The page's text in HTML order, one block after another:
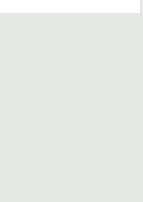
el va portar de la recerca personal a una